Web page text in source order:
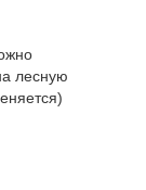
лесную